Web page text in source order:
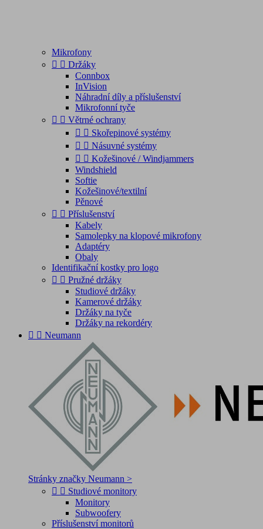
Mikrofony
  Držáky
Connbox
InVision
Náhradní díly a příslušenství
Mikrofonní tyče
  Větrné ochrany
  Skořepinové systémy
  Násuvné systémy
  Kožešinové / Windjammers
Windshield
Softie
Kožešinové/textilní
Pěnové
  Příslušenství
Kabely
Samolepky na klopové mikrofony
Adaptéry
Obaly
Identifikační kostky pro logo
  Pružné držáky
Studiové držáky
Kamerové držáky
Držáky na tyče
Držáky na rekordéry
  Neumann
Stránky značky Neumann >
  Studiové monitory
Monitory
Subwoofery
Příslušenství monitorů